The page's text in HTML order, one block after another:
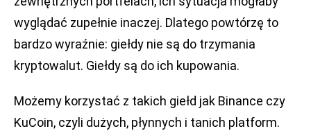
wyglądać zupełnie inaczej. Dlatego powtórzę to
bardzo wyraźnie: giełdy nie są do trzymania
kryptowalut. Giełdy są do ich kupowania.
Możemy korzystać z takich giełd jak Binance czy
KuCoin, czyli dużych, płynnych i tanich platform.